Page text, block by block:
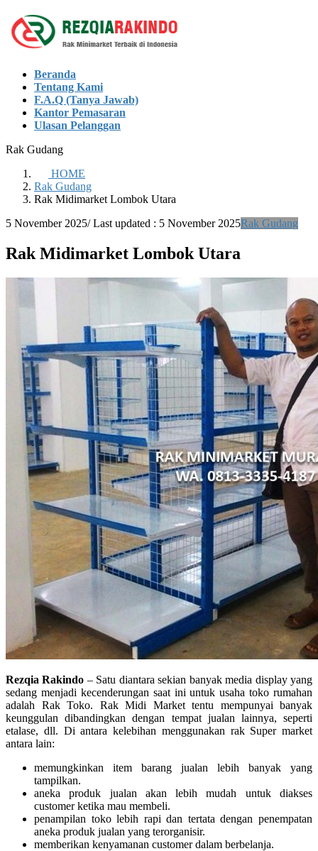
Skip
to
the
Skip
to
the
Beranda
Tentang Kami
F.A.Q (Tanya Jawab)
Kantor Pemasaran
Ulasan Pelanggan
Rak Gudang
HOME
Rak Gudang
Rak Midimarket Lombok Utara
5 November 2025/ Last updated : 5 November 2025Rak Gudang
Rak Midimarket Lombok Utara
Rezqia Rakindo – Satu diantara sekian banyak media display yang
sedang menjadi kecenderungan saat ini untuk usaha toko rumahan
adalah Rak Toko. Rak Midi Market tentu mempunyai banyak
keunggulan dibandingkan dengan tempat jualan lainnya, seperti
etalase, dll. Di antara kelebihan menggunakan rak Super market
antara lain:
memungkinkan item barang jualan lebih banyak yang
tampilkan.
aneka produk jualan akan lebih mudah untuk diakses
customer ketika mau membeli.
penampilan toko lebih rapi dan tertata dengan penempatan
aneka produk jualan yang terorganisir.
memberikan kenyamanan customer dalam berbelanja.